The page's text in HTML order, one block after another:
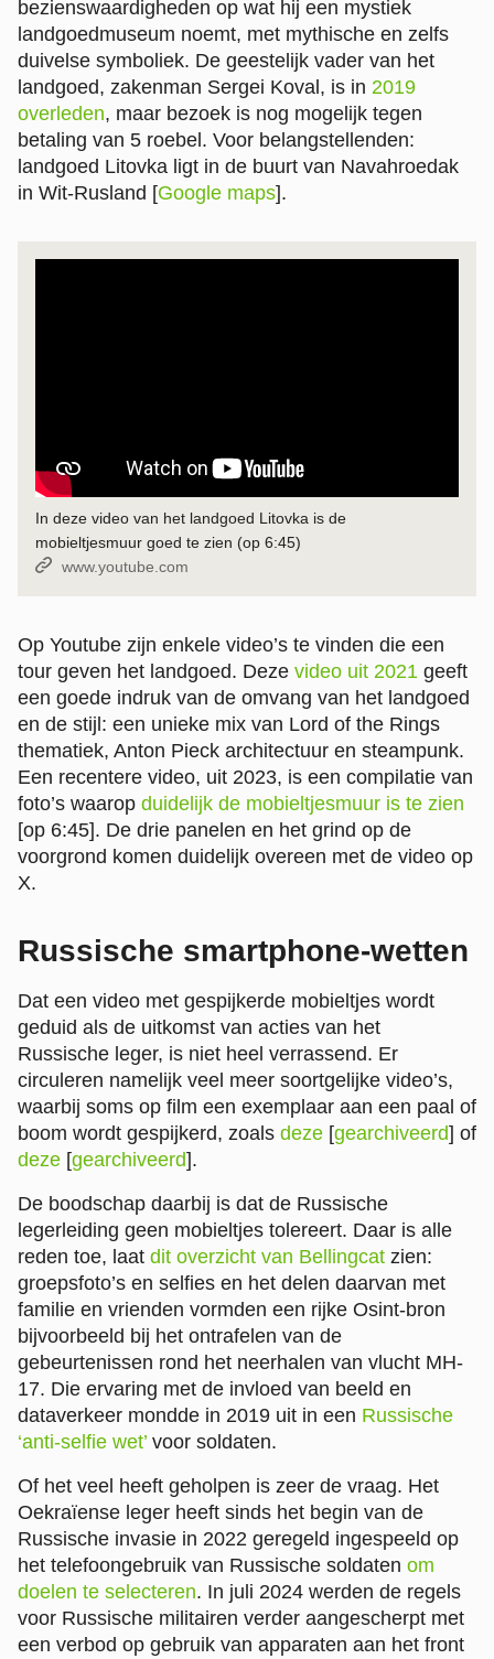
bezienswaardigheden op wat hij een mystiek
landgoedmuseum noemt, met mythische en zelfs
duivelse symboliek. De geestelijk vader van het
landgoed, zakenman Sergei Koval, is in 2019
overleden, maar bezoek is nog mogelijk tegen
betaling van 5 roebel. Voor belangstellenden:
landgoed Litovka ligt in de buurt van Navahroedak
in Wit-Rusland [Google maps].
In deze video van het landgoed Litovka is de
mobieltjesmuur goed te zien (op 6:45)
Bron:
www.youtube.com
Op Youtube zijn enkele video’s te vinden die een
tour geven het landgoed. Deze video uit 2021 geeft
een goede indruk van de omvang van het landgoed
en de stijl: een unieke mix van Lord of the Rings
thematiek, Anton Pieck architectuur en steampunk.
Een recentere video, uit 2023, is een compilatie van
foto’s waarop duidelijk de mobieltjesmuur is te zien
[op 6:45]. De drie panelen en het grind op de
voorgrond komen duidelijk overeen met de video op
X.
Russische smartphone-wetten
Dat een video met gespijkerde mobieltjes wordt
geduid als de uitkomst van acties van het
Russische leger, is niet heel verrassend. Er
circuleren namelijk veel meer soortgelijke video’s,
waarbij soms op film een exemplaar aan een paal of
boom wordt gespijkerd, zoals deze [gearchiveerd] of
deze [gearchiveerd].
De boodschap daarbij is dat de Russische
legerleiding geen mobieltjes tolereert. Daar is alle
reden toe, laat dit overzicht van Bellingcat zien:
groepsfoto’s en selfies en het delen daarvan met
familie en vrienden vormden een rijke Osint-bron
bijvoorbeeld bij het ontrafelen van de
gebeurtenissen rond het neerhalen van vlucht MH-
17. Die ervaring met de invloed van beeld en
dataverkeer mondde in 2019 uit in een Russische
‘anti-selfie wet’ voor soldaten.
Of het veel heeft geholpen is zeer de vraag. Het
Oekraïense leger heeft sinds het begin van de
Russische invasie in 2022 geregeld ingespeeld op
het telefoongebruik van Russische soldaten om
doelen te selecteren. In juli 2024 werden de regels
voor Russische militairen verder aangescherpt met
een verbod op gebruik van apparaten aan het front